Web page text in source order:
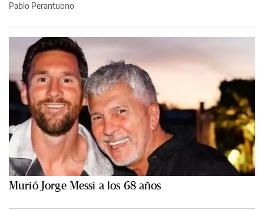
Pablo Perantuono
Murió Jorge Messi a los 68 años